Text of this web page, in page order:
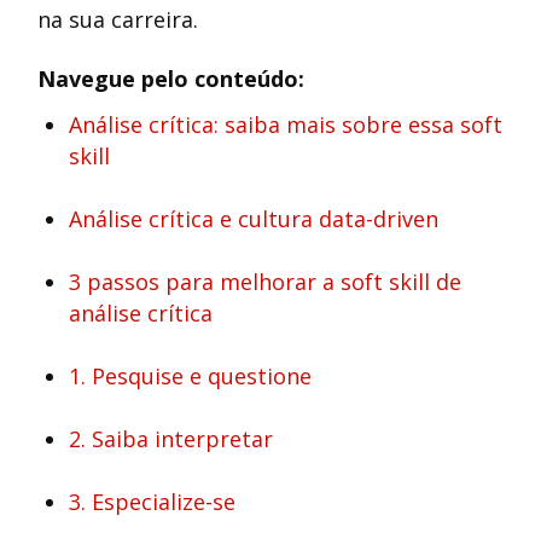
na sua carreira.
Navegue pelo conteúdo:
Análise crítica: saiba mais sobre essa soft
skill
Análise crítica e cultura data-driven
3 passos para melhorar a soft skill de
análise crítica
1. Pesquise e questione
2. Saiba interpretar
3. Especialize-se